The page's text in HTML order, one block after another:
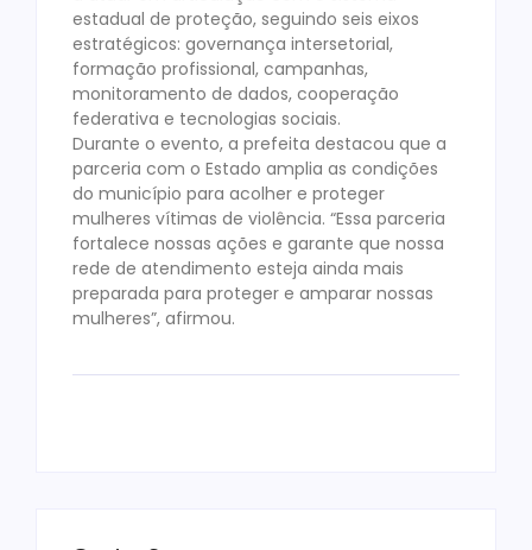
estadual de proteção, seguindo seis eixos
estratégicos: governança intersetorial,
formação profissional, campanhas,
monitoramento de dados, cooperação
federativa e tecnologias sociais.
Durante o evento, a prefeita destacou que a
parceria com o Estado amplia as condições
do município para acolher e proteger
mulheres vítimas de violência. “Essa parceria
fortalece nossas ações e garante que nossa
rede de atendimento esteja ainda mais
preparada para proteger e amparar nossas
mulheres”, afirmou.